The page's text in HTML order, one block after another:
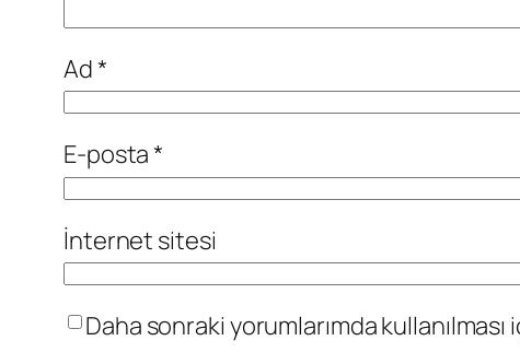
Ad*
E-posta*
İnternet sitesi
Daha sonraki yorumlarımda